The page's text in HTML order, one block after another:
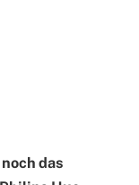
das